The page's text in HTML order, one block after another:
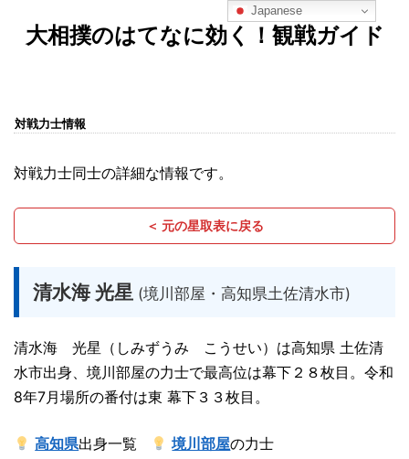
大相撲のはてなに効く！観戦ガイド
対戦力士情報
対戦力士同士の詳細な情報です。
＜ 元の星取表に戻る
清水海 光星 (境川部屋・高知県土佐清水市)
清水海 光星（しみずうみ こうせい）は高知県 土佐清
水市出身、境川部屋の力士で最高位は幕下２８枚目。令和
8年7月場所の番付は東 幕下３３枚目。
高知県出身一覧 境川部屋の力士
Japanese